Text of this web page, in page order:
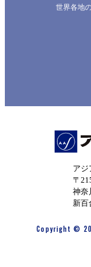
世界各地
ア
〒
神奈
新百
Copyright ©